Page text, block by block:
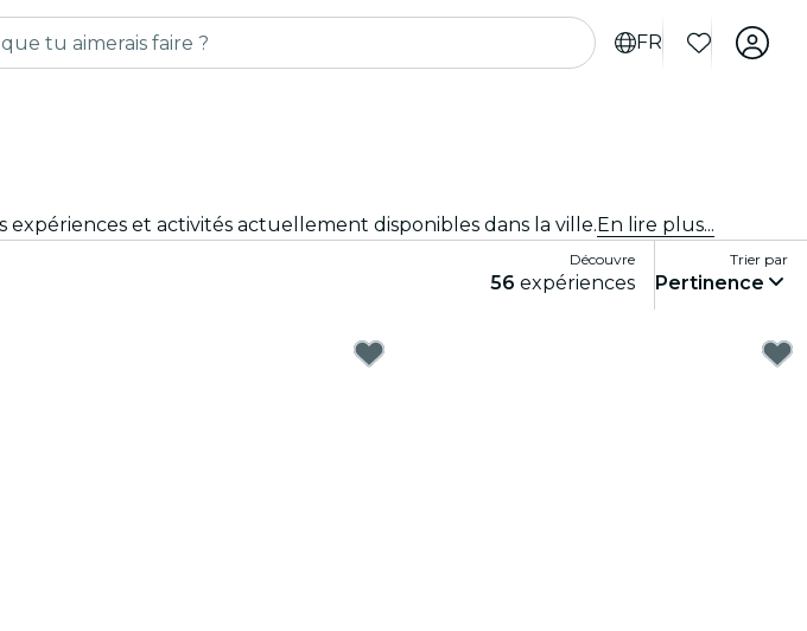
FR
et activités actuellement disponibles dans la ville.En lire plus...
Découvre
56 expériences
Trier par
Pertinence